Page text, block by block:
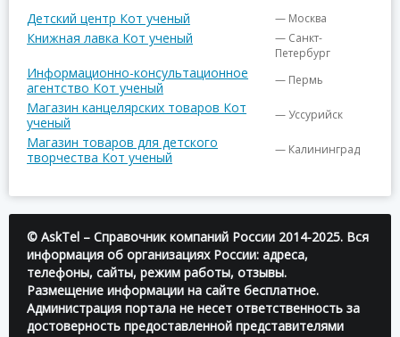
Детский центр Кот ученый — Москва
Книжная лавка Кот ученый
— Санкт-
Петербург
Информационно-консультационное
агентство Кот ученый
— Пермь
Магазин канцелярских товаров Кот
ученый
— Уссурийск
Магазин товаров для детского
творчества Кот ученый
— Калининград
© AskTel – Справочник компаний России 2014-2025. Вся
информация об организациях России: адреса,
телефоны, сайты, режим работы, отзывы.
Размещение информации на сайте бесплатное.
Администрация портала не несет ответственность за
достоверность предоставленной представителями